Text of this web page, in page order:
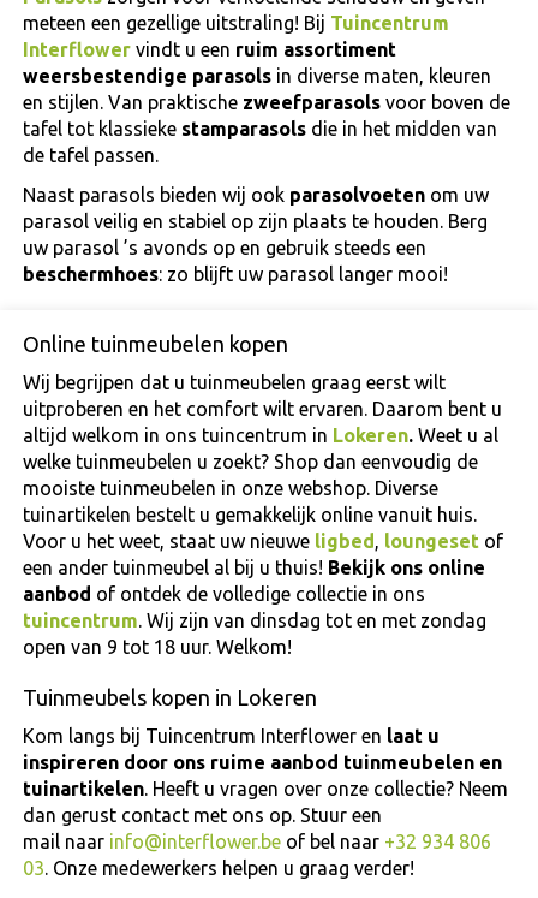
meteen een gezellige uitstraling! Bij Tuincentrum
Interflower vindt u een ruim assortiment
weersbestendige parasols in diverse maten, kleuren
en stijlen. Van praktische zweefparasols voor boven de
tafel tot klassieke stamparasols die in het midden van
de tafel passen.
Naast parasols bieden wij ook parasolvoeten om uw
parasol veilig en stabiel op zijn plaats te houden. Berg
uw parasol ’s avonds op en gebruik steeds een
beschermhoes: zo blijft uw parasol langer mooi!
Online tuinmeubelen kopen
Wij begrijpen dat u tuinmeubelen graag eerst wilt
uitproberen en het comfort wilt ervaren. Daarom bent u
altijd welkom in ons tuincentrum in Lokeren. Weet u al
welke tuinmeubelen u zoekt? Shop dan eenvoudig de
mooiste tuinmeubelen in onze webshop. Diverse
tuinartikelen bestelt u gemakkelijk online vanuit huis.
Voor u het weet, staat uw nieuwe ligbed loungeset of
een ander tuinmeubel al bij u thuis! Bekijk ons online
aanbod of ontdek de volledige collectie in ons
tuincentrum . Wij zijn van dinsdag tot en met zondag
open van 9 tot 18 uur. Welkom!
Tuinmeubels kopen in Lokeren
Kom langs bij Tuincentrum Interflower en laat u
inspireren door ons ruime aanbod tuinmeubelen en
tuinartikelen . Heeft u vragen over onze collectie? Neem
dan gerust contact met ons op. Stuur een
mail naar info@interflower.be of bel naar +32 934 806
03 . Onze medewerkers helpen u graag verder!